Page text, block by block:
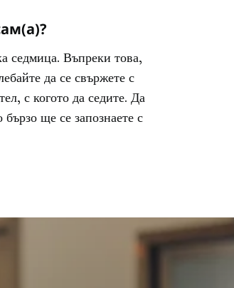
седмица. Въпреки това,
да се свържете с
с когото да седите. Да
ще се запознаете с